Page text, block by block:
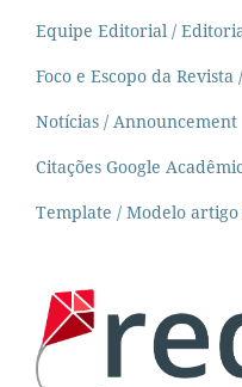
Equipe Editorial /
Foco e Escopo da
Notícias / Announcement
Citações Google
Template / Modelo artigo